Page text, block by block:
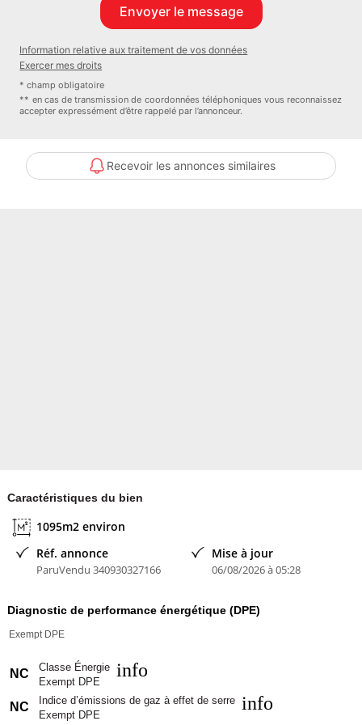
Les honoraires d'agence sont à la charge du locataire, soit
16920,00euro.
disponibles sur le site Géorisques : www. georisques. gouv. fr.
Information relative aux traitement de vos données
Exercer mes droits
* champ obligatoire
** en cas de transmission de coordonnées téléphoniques vous reconnaissez
accepter expressément d’être rappelé par l’annonceur.
Recevoir les annonces similaires
Caractéristiques du bien
1095m2 environ
Réf. annonce
ParuVendu 340930327166
Mise à jour
06/08/2026 à 05:28
Diagnostic de performance énergétique (DPE)
Exempt DPE
NC
Classe Énergie
Exempt DPE
info
NC
Indice d’émissions de gaz à effet de serre
Exempt DPE
info